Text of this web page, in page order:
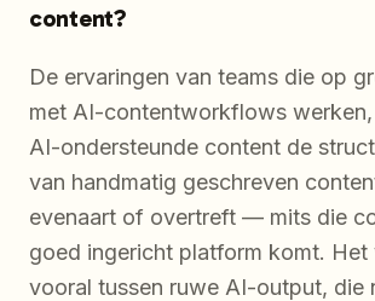
content?
De ervaringen van teams die op
met AI-contentworkflows
AI-ondersteunde content de
van handmatig geschreven
evenaart of overtreft — mits die
goed ingericht platform komt. Het
vooral tussen ruwe AI-output, die